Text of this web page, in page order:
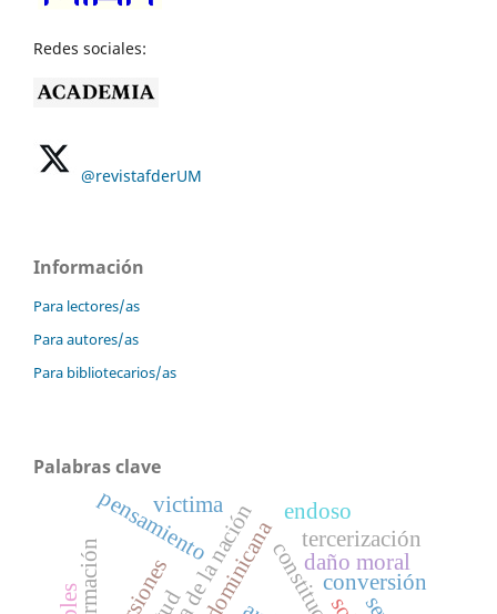
Redes sociales:
@revistafderUM
Información
Para lectores/as
Para autores/as
Para bibliotecarios/as
Palabras clave
pensamiento daño moral
tercerización
conversión
endoso
victima